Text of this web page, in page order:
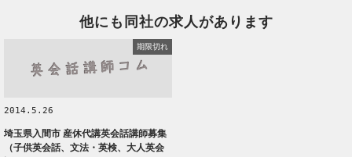
他にも同社の求人があります
期限切れ
2014.5.26
埼玉県入間市 産休代講英会話講師募集
（子供英会話、文法・英検、大人英会